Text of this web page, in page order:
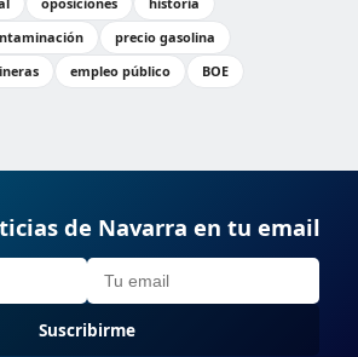
precio gasolina
empleo público
BOE
de Navarra en tu email
Suscribirme